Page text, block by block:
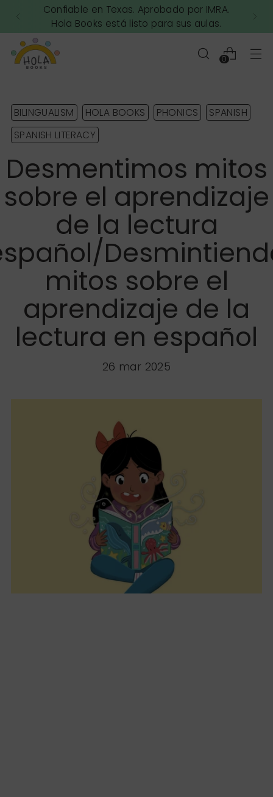
en Texas. Aprobado por IMRA.
Books está listo para sus aulas.
0
BILINGUALISM HOLA BOOKS PHONICS
SPANISH
SPANISH LITERACY
Desmentimos mitos
sobre el aprendizaje
de la lectura
mitos sobre el
aprendizaje de la
lectura en español
26 mar 2025